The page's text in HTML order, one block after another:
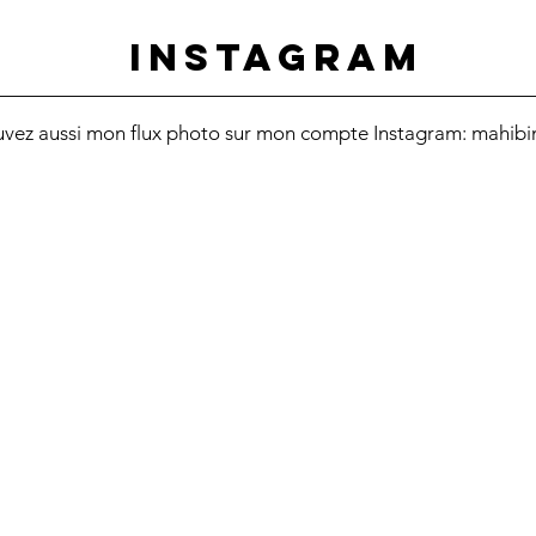
INSTAGRAM
aussi mon flux photo sur mon compte Instagram: